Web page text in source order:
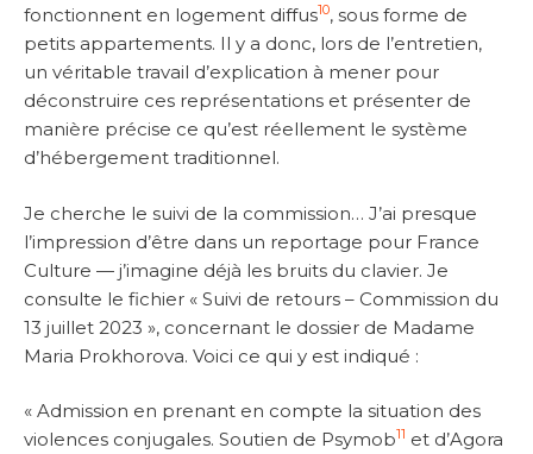
fonctionnent en logement diffus10, sous forme de
petits appartements. Il y a donc, lors de l’entretien,
un véritable travail d’explication à mener pour
déconstruire ces représentations et présenter de
manière précise ce qu’est réellement le système
d’hébergement traditionnel.
Je cherche le suivi de la commission… J’ai presque
l’impression d’être dans un reportage pour France
Culture — j’imagine déjà les bruits du clavier. Je
consulte le fichier « Suivi de retours – Commission du
13 juillet 2023 », concernant le dossier de Madame
Maria Prokhorova. Voici ce qui y est indiqué :
« Admission en prenant en compte la situation des
violences conjugales. Soutien de Psymob11 et d’Agora